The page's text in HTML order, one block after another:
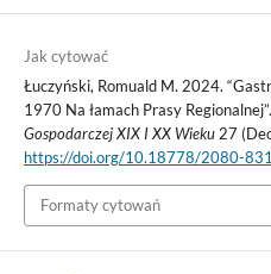
Jak cytować
Łuczyński, Romuald M. 2024.
1970 Na łamach Prasy Regionalnej”.
Gospodarczej XIX I XX Wieku27
https://doi.org/10.18778/2080-
Formaty cytowań